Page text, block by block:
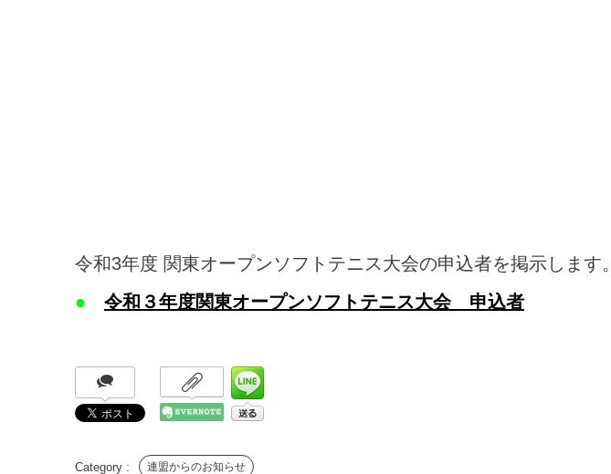
令和3年度 関東オープンソフトテニス大会の申込者を掲示します。
● 令和３年度関東オープンソフトテニス大会 申込者
連盟からのお知らせ